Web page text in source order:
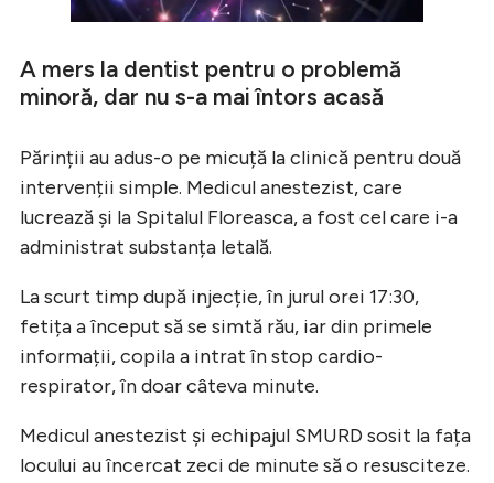
A mers la dentist pentru o problemă
minoră, dar nu s-a mai întors acasă
Părinții au adus-o pe micuță la clinică pentru două
intervenții simple. Medicul anestezist, care
lucrează și la Spitalul Floreasca, a fost cel care i-a
administrat substanța letală.
La scurt timp după injecție, în jurul orei 17:30,
fetița a început să se simtă rău, iar din primele
informații, copila a intrat în stop cardio-
respirator, în doar câteva minute.
Medicul anestezist și echipajul SMURD sosit la fața
locului au încercat zeci de minute să o resusciteze.